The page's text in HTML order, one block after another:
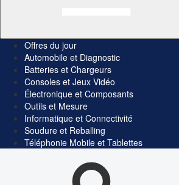
Offres du jour
Automobile et Diagnostic
Batteries et Chargeurs
Consoles et Jeux Vidéo
Électronique et Composants
Outils et Mesure
Informatique et Connectivité
Soudure et Reballing
Téléphonie Mobile et Tablettes